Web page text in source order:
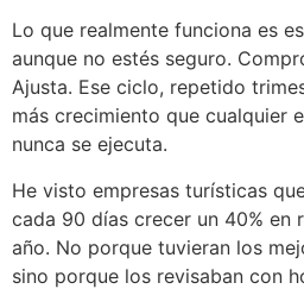
Lo que realmente funciona es
aunque no estés seguro.
Ajusta. Ese ciclo, repetido
más crecimiento que cualquier
nunca se ejecuta.
He visto empresas turísticas
cada 90 días crecer un 40% en
año. No porque tuvieran los
sino porque los revisaban con